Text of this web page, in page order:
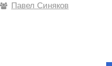
Павел Синяков